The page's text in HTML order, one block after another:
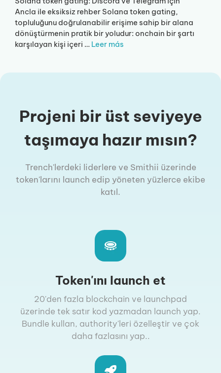
Ancla ile eksiksiz rehber Solana token gating,
topluluğunu doğrulanabilir erişime sahip bir alana
dönüştürmenin pratik bir yoludur: onchain bir şartı
karşılayan kişi içeri … Leer más
Projeni bir üst seviyeye
taşımaya hazır mısın?
Trench'lerdeki liderlere ve Smithii üzerinde
token'larını launch edip yöneten yüzlerce ekibe
katıl.
Token'ını launch et
20'den fazla blockchain ve launchpad
üzerinde tek satır kod yazmadan launch yap.
Bundle kullan, authority'leri özelleştir ve çok
daha fazlasını yap..